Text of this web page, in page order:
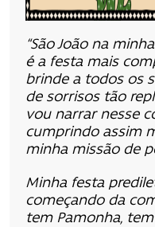
“São João na
é a festa mais
brinde a todos os
de sorrisos tão
vou narrar nesse
cumprindo assim
minha missão de
Minha festa
começando da
tem Pamonha,